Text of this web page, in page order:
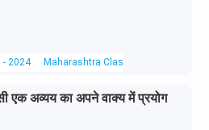
- 2024 Maharashtra Class X Board
एक अव्यय का अपने वाक्य में प्रयोग